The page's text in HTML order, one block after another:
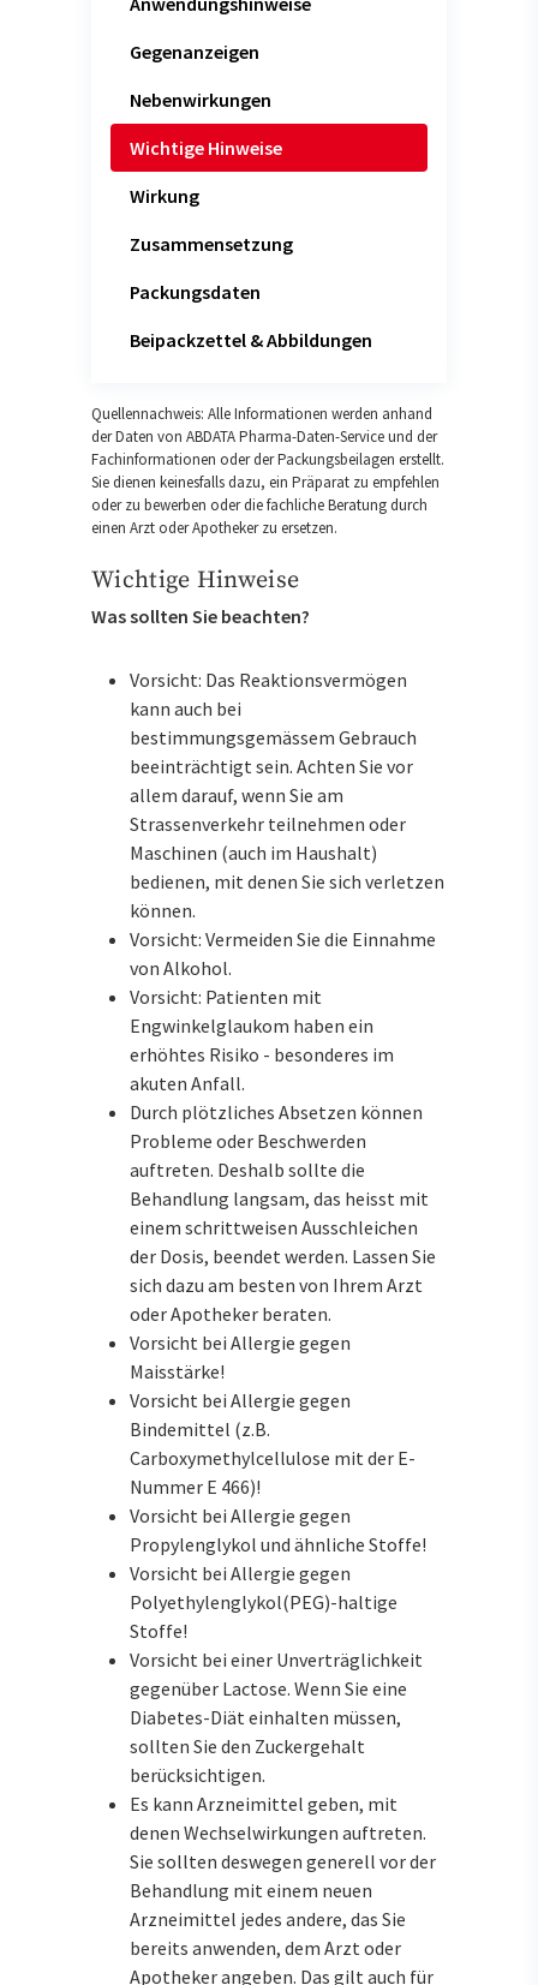
Gegenanzeigen
Nebenwirkungen
Wichtige Hinweise
Wirkung
Zusammensetzung
Packungsdaten
Beipackzettel & Abbildungen
Quellennachweis: Alle Informationen werden anhand
der Daten von ABDATA Pharma-Daten-Service und der
Fachinformationen oder der Packungsbeilagen erstellt.
Sie dienen keinesfalls dazu, ein Präparat zu empfehlen
oder zu bewerben oder die fachliche Beratung durch
einen Arzt oder Apotheker zu ersetzen.
Wichtige Hinweise
Was sollten Sie beachten?
Vorsicht: Das Reaktionsvermögen
kann auch bei
bestimmungsgemässem Gebrauch
beeinträchtigt sein. Achten Sie vor
allem darauf, wenn Sie am
Strassenverkehr teilnehmen oder
Maschinen (auch im Haushalt)
bedienen, mit denen Sie sich verletzen
können.
Vorsicht: Vermeiden Sie die Einnahme
von Alkohol.
Vorsicht: Patienten mit
Engwinkelglaukom haben ein
erhöhtes Risiko - besonderes im
akuten Anfall.
Durch plötzliches Absetzen können
Probleme oder Beschwerden
auftreten. Deshalb sollte die
Behandlung langsam, das heisst mit
einem schrittweisen Ausschleichen
der Dosis, beendet werden. Lassen Sie
sich dazu am besten von Ihrem Arzt
oder Apotheker beraten.
Vorsicht bei Allergie gegen
Maisstärke!
Vorsicht bei Allergie gegen
Bindemittel (z.B.
Carboxymethylcellulose mit der E-
Nummer E 466)!
Vorsicht bei Allergie gegen
Propylenglykol und ähnliche Stoffe!
Vorsicht bei Allergie gegen
Polyethylenglykol(PEG)-haltige
Stoffe!
Vorsicht bei einer Unverträglichkeit
gegenüber Lactose. Wenn Sie eine
Diabetes-Diät einhalten müssen,
sollten Sie den Zuckergehalt
berücksichtigen.
Es kann Arzneimittel geben, mit
denen Wechselwirkungen auftreten.
Sie sollten deswegen generell vor der
Behandlung mit einem neuen
Arzneimittel jedes andere, das Sie
bereits anwenden, dem Arzt oder
Apotheker angeben. Das gilt auch für